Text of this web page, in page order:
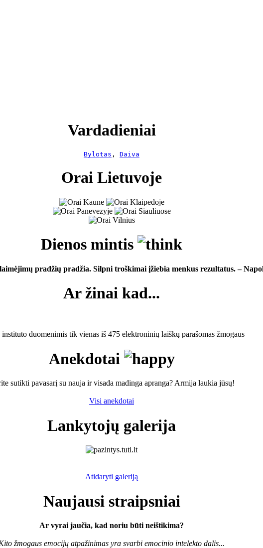
Vardadieniai
Bylotas , Daiva
Orai Lietuvoje
Dienos mintis
pradžių pradžia. Silpni troškimai įžiebia menkus rezultatus. –
Ar žinai kad...
duomenimis tik vienas iš 475 elektroninių laiškų parašomas žmogaus
Anekdotai
sutikti pavasarį su nauja ir visada madinga apranga? Armija laukia jūsų!
Visi anekdotai
Lankytojų galerija
Atidaryti galeriją
Naujausi straipsniai
Ar vyrai jaučia, kad noriu būti neištikima?
žmogaus emocijų atpažinimas yra svarbi emocinio intelekto dalis...